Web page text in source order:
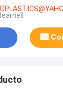
de TPU,